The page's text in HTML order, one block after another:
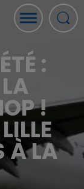
:
!
À LA